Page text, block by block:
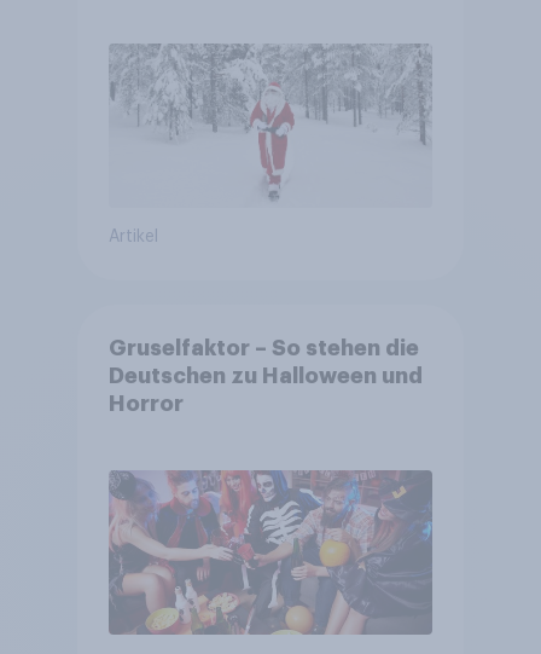
Artikel
Gruselfaktor – So stehen die
Deutschen zu Halloween und
Horror